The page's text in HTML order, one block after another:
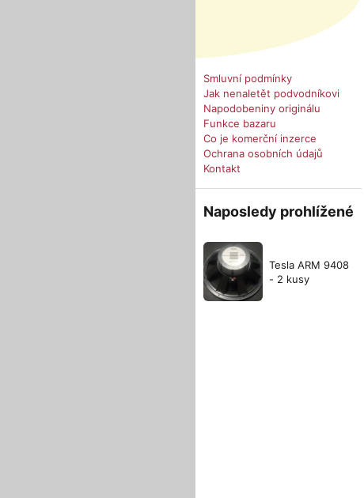
Smluvní podmínky
Jak nenaletět podvodníkovi
Napodobeniny originálu
Funkce bazaru
Co je komerční inzerce
Ochrana osobních údajů
Kontakt
Naposledy prohlížené
Tesla ARM 9408
- 2 kusy